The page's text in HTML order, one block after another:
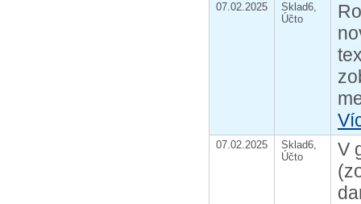
07.02.2025
Sklad6,
Účto
07.02.2025
Sklad6,
Účto
V